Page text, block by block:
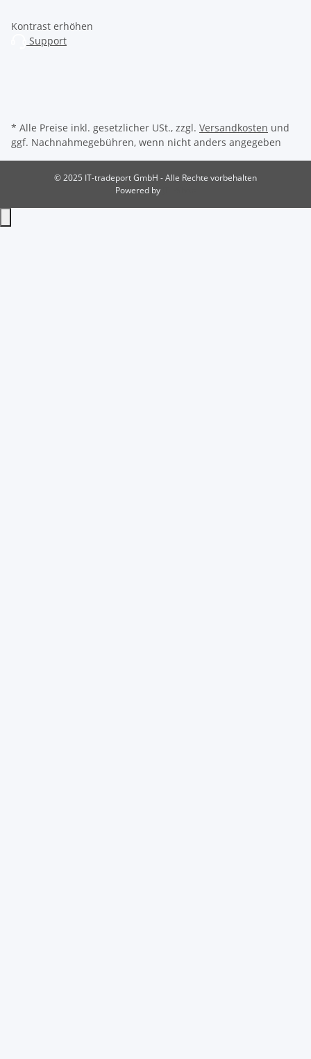
Kontrast erhöhen
Support
* Alle Preise inkl. gesetzlicher USt., zzgl. Versandkosten und
ggf. Nachnahmegebühren, wenn nicht anders angegeben
© 2025 IT-tradeport GmbH - Alle Rechte vorbehalten
Powered by